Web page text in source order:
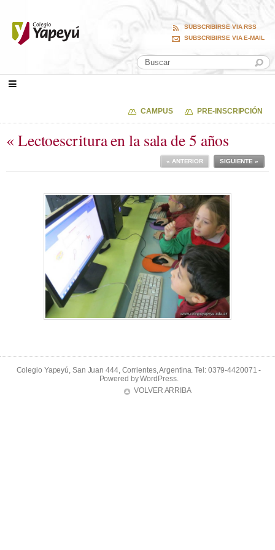
SUBSCRIBIRSE VIA RSS
SUBSCRIBIRSE VIA E-MAIL
CAMPUS PRE-INSCRIPCIÓN
« Lectoescritura en la sala de 5 años
SIGUIENTE »
« ANTERIOR
Colegio Yapeyú, San Juan 444, Corrientes, Argentina. Tel: 0379-4420071 -
Powered byWordPress.
VOLVER ARRIBA